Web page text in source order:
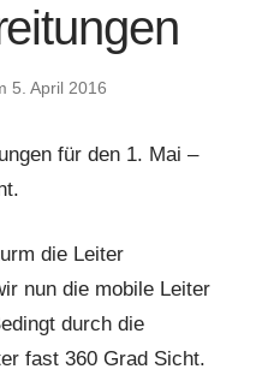
5. April 2016
für den 1. Mai –
die Leiter
nun die mobile Leiter
durch die
fast 360 Grad Sicht.